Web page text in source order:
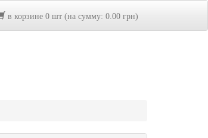
в корзине 0 шт (на сумму: 0.00 грн)